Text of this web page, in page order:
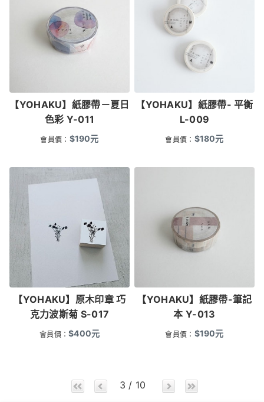
【YOHAKU】紙膠帶－夏日
色彩 Y-011
會員價： $190元
【YOHAKU】紙膠帶- 平衡
L-009
會員價： $180元
【YOHAKU】原木印章 巧
克力波斯菊 S-017
會員價：$400元
【YOHAKU】紙膠帶-筆記
本 Y-013
會員價： $190元
3 / 10